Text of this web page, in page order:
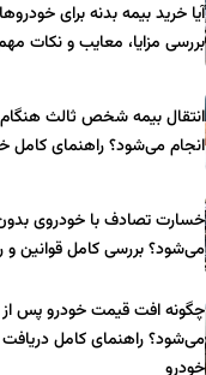
آیا خرید بیمه بدنه برای
بررسی مزایا، معایب و نکات
انتقال بیمه شخص ثالث
انجام می‌شود؟ راهنمای کامل
خسارت تصادف با خودروی
می‌شود؟ بررسی کامل قوانین
چگونه افت قیمت خودرو پس
می‌شود؟ راهنمای کامل
خودرو